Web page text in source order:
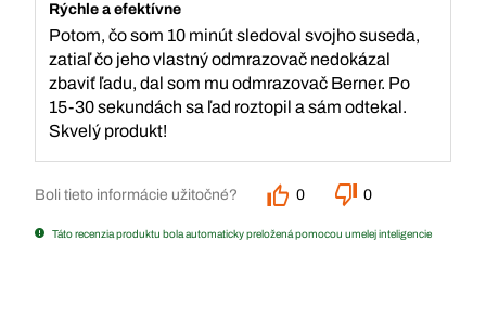
Rýchle a efektívne
Potom, čo som 10 minút sledoval svojho suseda,
zatiaľ čo jeho vlastný odmrazovač nedokázal
zbaviť ľadu, dal som mu odmrazovač Berner. Po
15-30 sekundách sa ľad roztopil a sám odtekal.
Skvelý produkt!
Boli tieto informácie užitočné? 0 0
Táto recenzia produktu bola automaticky preložená pomocou umelej inteligencie